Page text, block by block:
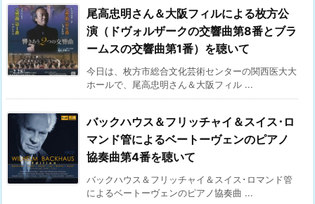
尾高忠明さん＆大阪フィルによる枚方公
演（ドヴォルザークの交響曲第8番とブラ
ームスの交響曲第1番）を聴いて
今日は、枚方市総合文化芸術センターの関西医大大
ホールで、尾高忠明さん＆大阪フィル ...
バックハウス＆フリッチャイ＆スイス･ロ
マンド管によるベートーヴェンのピアノ
協奏曲第4番を聴いて
バックハウス＆フリッチャイ＆スイス･ロマンド管
によるベートーヴェンのピアノ協奏曲 ...